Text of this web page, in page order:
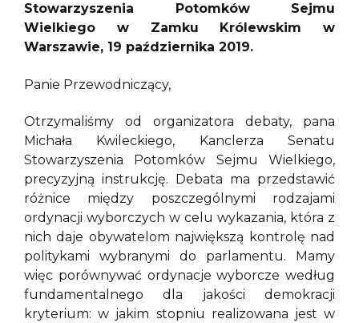
Stowarzyszenia Potomków Sejmu
Wielkiego w Zamku Królewskim w
Warszawie, 19 października 2019.
Panie Przewodniczący,
Otrzymaliśmy od organizatora debaty, pana
Michała Kwileckiego, Kanclerza Senatu
Stowarzyszenia Potomków Sejmu Wielkiego,
precyzyjną instrukcję. Debata ma przedstawić
różnice między poszczególnymi rodzajami
ordynacji wyborczych w celu wykazania, która z
nich daje obywatelom największą kontrolę nad
politykami wybranymi do parlamentu. Mamy
więc porównywać ordynacje wyborcze według
fundamentalnego dla jakości demokracji
kryterium: w jakim stopniu realizowana jest w